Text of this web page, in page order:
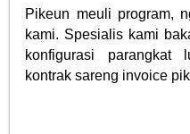
Pikeun meuli program,
kami. Spesialis kami
konfigurasi parangkat
kontrak sareng invoice